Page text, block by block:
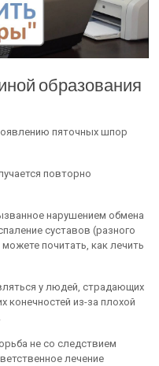
образования
пяточных шпор
повторно
нарушением обмена
суставов (разного
почитать, как лечить
у людей, страдающих
из-за плохой
не со следствием
лечение